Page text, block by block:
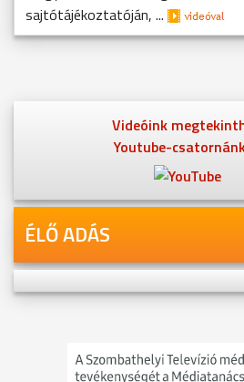
sajtótájékoztatóján, ...
Videóink
Youtube-
ÉLŐ ADÁS